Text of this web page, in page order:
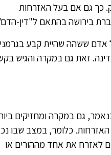
כך גם אם בעל האזרחות
בירושה בהתאם ל"דין-
הזכאות תחול גם על אדם ששהה שהיית קבע
במדינה. זאת גם במקרה והגיש
גם במקרה ומחזיקים
כלומר, במצב שבו
לאזרח את אחד מההורים או